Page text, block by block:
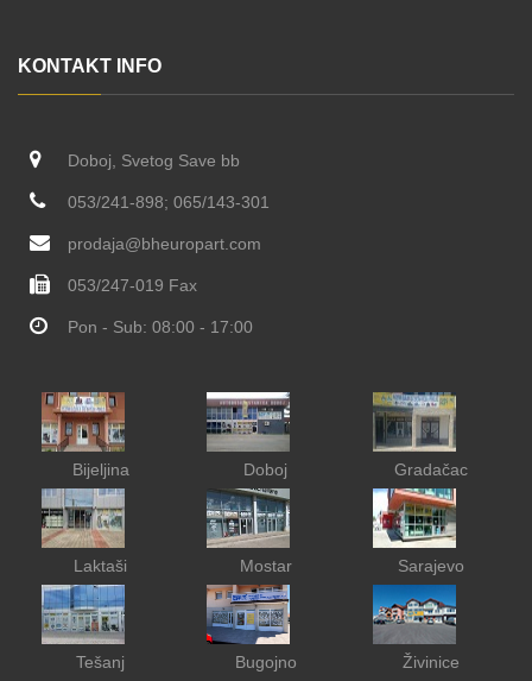
KONTAKT INFO
Doboj, Svetog Save bb
053/241-898; 065/143-301
prodaja@bheuropart.com
053/247-019 Fax
Pon - Sub: 08:00 - 17:00
Bijeljina Doboj Gradačac
Laktaši Mostar Sarajevo
Tešanj Bugojno Živinice